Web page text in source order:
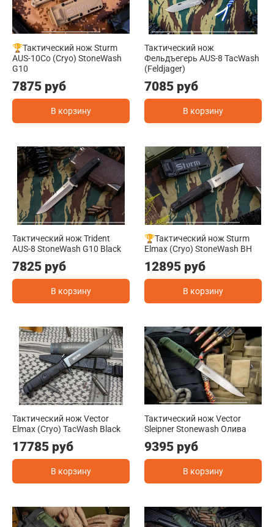
🏆Тактический нож Sturm
AUS-10Co (Cryo) StoneWash
G10
7875 руб
В корзину
Тактический нож
Фельдъегерь AUS-8 TacWash
(Feldjager)
7085 руб
В корзину
Тактический нож Trident
AUS-8 StoneWash G10 Black
7825 руб
В корзину
🏆Тактический нож Sturm
Elmax (Cryo) StoneWash BH
12895 руб
В корзину
Тактический нож Vector
Elmax (Cryo) TacWash Black
17785 руб
В корзину
Тактический нож Vector
Sleipner Stonewash Олива
9395 руб
В корзину